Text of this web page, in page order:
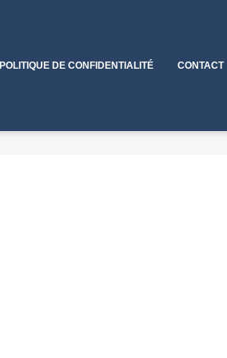
POLITIQUE DE CONFIDENTIALITÉ CONTACT